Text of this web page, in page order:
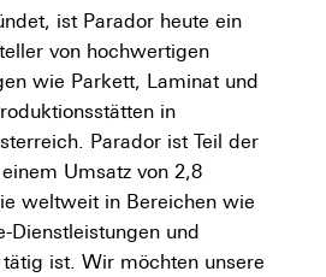
ist Parador heute ein
von hochwertigen
wie Parkett, Laminat und
in
Parador ist Teil der
Umsatz von 2,8
weltweit in Bereichen wie
Dienstleistungen und
ist. Wir möchten unsere